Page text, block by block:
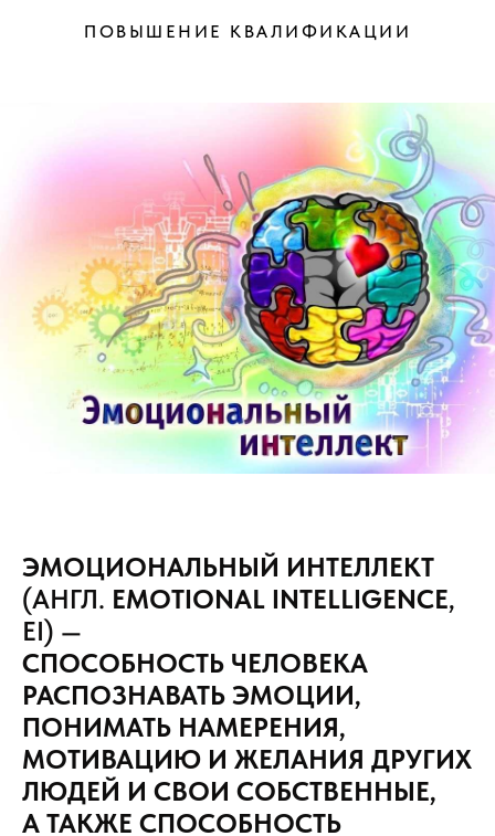
ПОВЫШЕНИЕ КВАЛИФИКАЦИИ
ЭМОЦИОНАЛЬНЫЙ ИНТЕЛЛЕКТ
(АНГЛ. EMOTIONAL INTELLIGENCE,
EI) —
СПОСОБНОСТЬ ЧЕЛОВЕКА
РАСПОЗНАВАТЬ ЭМОЦИИ,
ПОНИМАТЬ НАМЕРЕНИЯ,
МОТИВАЦИЮ И ЖЕЛАНИЯ ДРУГИХ
ЛЮДЕЙ И СВОИ СОБСТВЕННЫЕ,
А ТАКЖЕ СПОСОБНОСТЬ